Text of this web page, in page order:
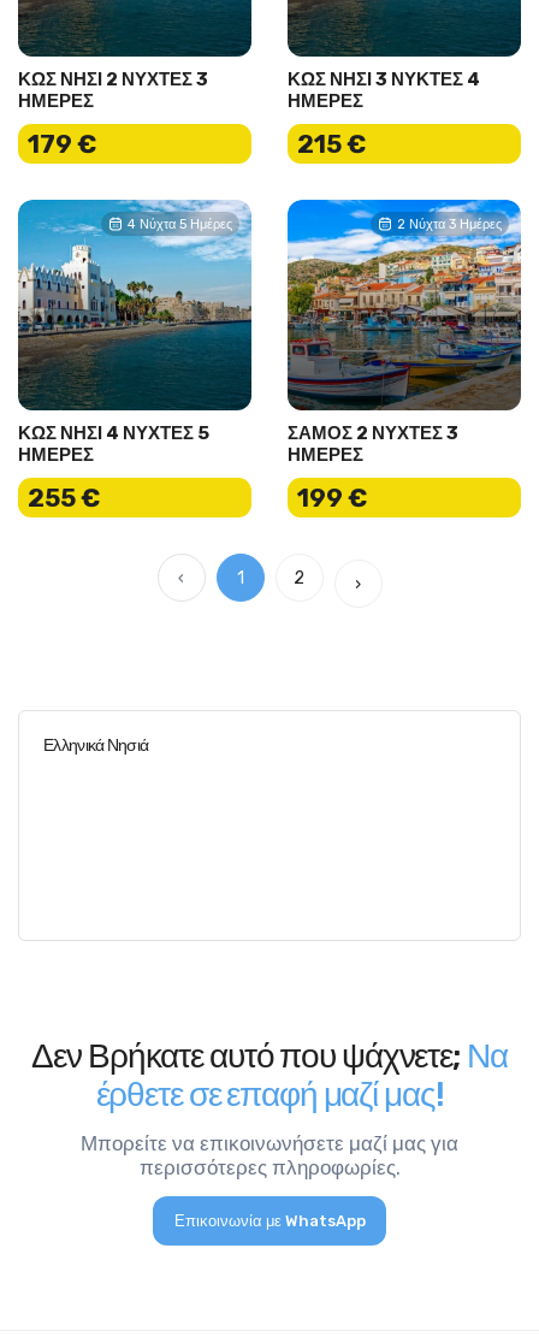
ΚΩΣ ΝΗΣΙ 2 ΝΥΧΤΕΣ 3
ΗΜΕΡΕΣ
179 €
ΚΩΣ ΝΗΣΙ 3 ΝΥΚΤΕΣ 4
ΗΜΕΡΕΣ
215 €
4 Νύχτα 5 Ημέρες
ΚΩΣ ΝΗΣΙ 4 ΝΥΧΤΕΣ 5
ΗΜΕΡΕΣ
255 €
2 Νύχτα 3 Ημέρες
ΣΑΜΟΣ 2 ΝΥΧΤΕΣ 3
ΗΜΕΡΕΣ
199 €
‹ 1 2 ›
Ελληνικά Νησιά
Δεν Βρήκατε αυτό που ψάχνετε; Να
έρθετε σε επαφή μαζί μας!
Μπορείτε να επικοινωνήσετε μαζί μας για
περισσότερες πληροφωρίες.
Επικοινωνία με WhatsApp